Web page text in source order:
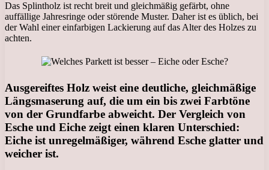
Das Splintholz ist recht breit und gleichmäßig gefärbt, ohne
auffällige Jahresringe oder störende Muster. Daher ist es üblich, bei
der Wahl einer einfarbigen Lackierung auf das Alter des Holzes zu
achten.
Ausgereiftes Holz weist eine deutliche, gleichmäßige
Längsmaserung auf, die um ein bis zwei Farbtöne
von der Grundfarbe abweicht. Der Vergleich von
Esche und Eiche zeigt einen klaren Unterschied:
Eiche ist unregelmäßiger, während Esche glatter und
weicher ist.